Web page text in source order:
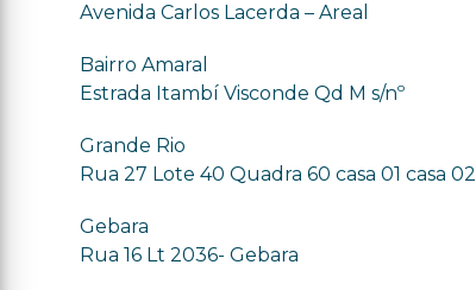
Avenida Carlos Lacerda – Areal
Bairro Amaral
Estrada Itambí Visconde Qd M s/nº
Grande Rio
Rua 27 Lote 40 Quadra 60 casa 01 casa 02
Gebara
Rua 16 Lt 2036- Gebara